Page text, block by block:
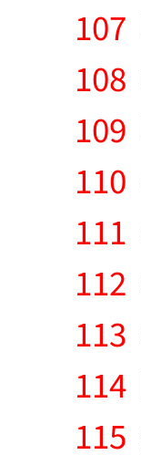
107
108
109
110
111
112
113
114
115